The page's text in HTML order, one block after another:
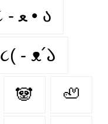
૮ - ﻌ • ა
૮( - ᴥ՛𑁬
🐼 🦥